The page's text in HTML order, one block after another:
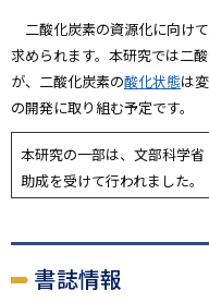
二酸化炭素の資源化に向け
求められます。本研究では二
が、二酸化炭素の酸化状態は
の開発に取り組む予定です。
本研究の一部は、文部科学
助成を受けて行われました。
書誌情報